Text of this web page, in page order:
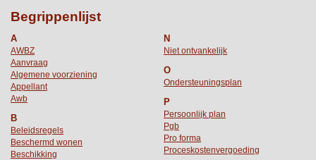
Begrippenlijst
A
AWBZ
Aanvraag
Algemene voorziening
Appellant
Awb
B
Beleidsregels
Beschermd wonen
Beschikking
N
Niet ontvankelijk
O
Ondersteuningsplan
P
Persoonlijk plan
Pgb
Pro forma
Proceskostenvergoeding